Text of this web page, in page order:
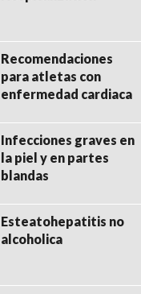
Recomendaciones
para atletas con
enfermedad cardiaca
Infecciones graves en
la piel y en partes
blandas
Esteatohepatitis no
alcoholica